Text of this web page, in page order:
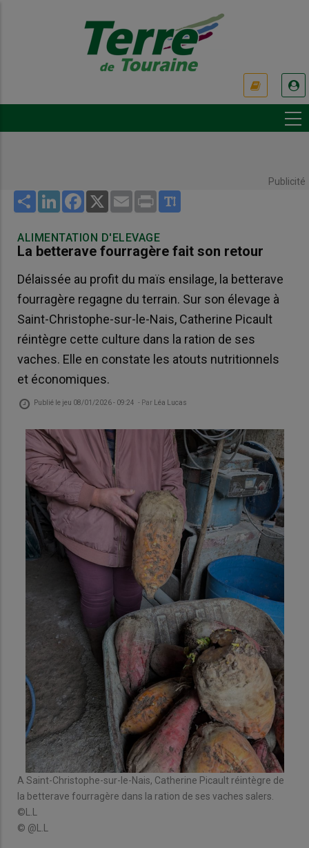
Publicité
Share LinkedInFacebook
X Email Print
ALIMENTATION D'ELEVAGE
La betterave fourragère fait son retour
Délaissée au profit du maïs ensilage, la betterave
fourragère regagne du terrain. Sur son élevage à
Saint-Christophe-sur-le-Nais, Catherine Picault
réintègre cette culture dans la ration de ses
vaches. Elle en constate les atouts nutritionnels
et économiques.
Publié le jeu 08/01/2026 - 09:24 - Par Léa Lucas
A Saint-Christophe-sur-le-Nais, Catherine Picault réintègre de
la betterave fourragère dans la ration de ses vaches salers.
©L.L
© @L.L